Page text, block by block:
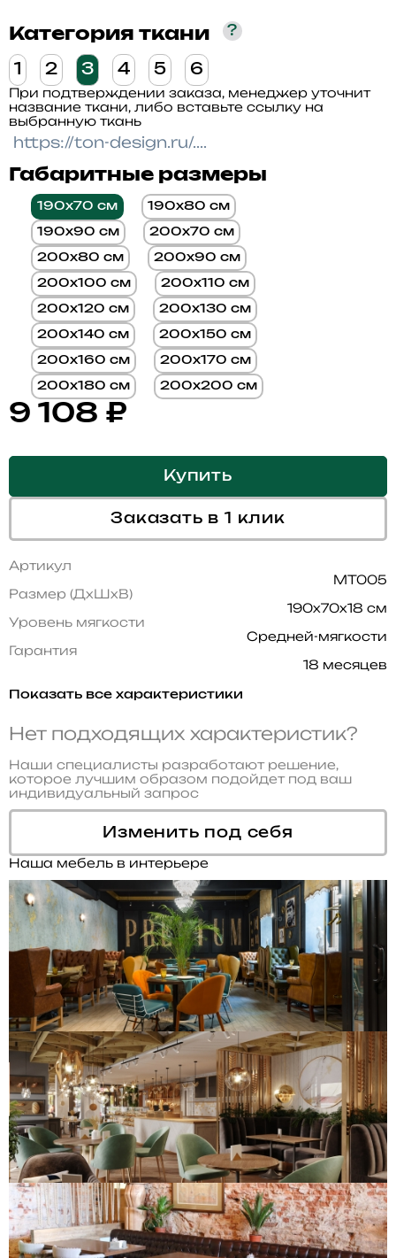
Категория ткани ?
1 2 3 4 5 6
При подтверждении заказа, менеджер уточнит
название ткани, либо вставьте ссылку на
выбранную ткань
Габаритные размеры
190x70 см 190x80 см
190x90 см 200x70 см
200x80 см 200x90 см
200x100 см 200x110 см
200x120 см 200x130 см
200x140 см 200x150 см
200x160 см 200x170 см
200x180 см 200x200 см
9 108 ₽
Купить
Заказать в 1 клик
Артикул
MT005
Размер (ДхШхВ)
190x70x18 см
Уровень мягкости
Средней-мягкости
Гарантия
18 месяцев
Показать все характеристики
Нет подходящих характеристик?
Наши специалисты разработают решение,
которое лучшим образом подойдет под ваш
индивидуальный запрос
Изменить под себя
Наша мебель в интерьере